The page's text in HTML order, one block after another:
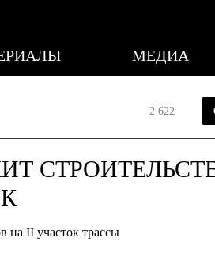
МЕДИА
2 622
на II участок трассы